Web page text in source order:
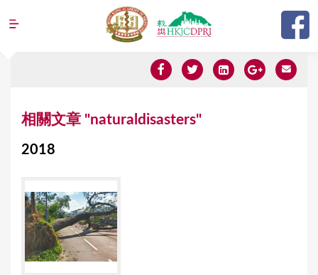
Jump to navigation
相關文章 "naturaldisasters"
2018